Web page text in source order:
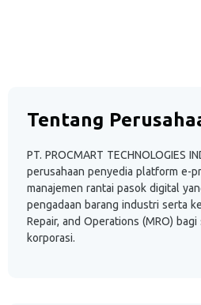
Tentang
PT. PROCMART TECHNOLOGIES
perusahaan penyedia platform e-
manajemen rantai pasok digital
pengadaan barang industri serta
Repair, and Operations (MRO)
korporasi.